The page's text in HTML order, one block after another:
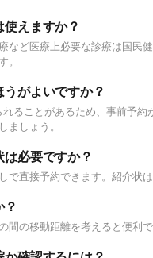
えますか？
など医療上必要な診療は国民
。
がよいですか？
ることがあるため、事前予
ましょう。
必要ですか？
で直接予約できます。紹介状
？
間の移動距離を考えると便利